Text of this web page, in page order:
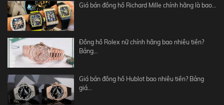
Giá bán đồng hồ Richard Mille chính hãng là bao…
Đồng hồ Rolex nữ chính hãng bao nhiêu tiền?
Bảng…
Giá bán đồng hồ Hublot bao nhiêu tiền? Bảng
giá…